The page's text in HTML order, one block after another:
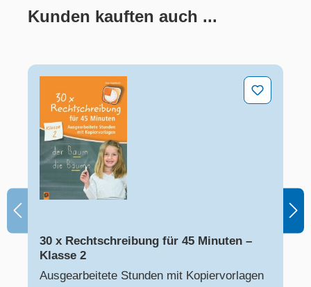
Produktgalerie überspringen
Kunden kauften auch ...
30 x Rechtschreibung für 45 Minuten – Klasse 2
30 x Rechtschreibung für 45 Minuten –
Klasse 2
Ausgearbeitete Stunden mit Kopiervorlagen